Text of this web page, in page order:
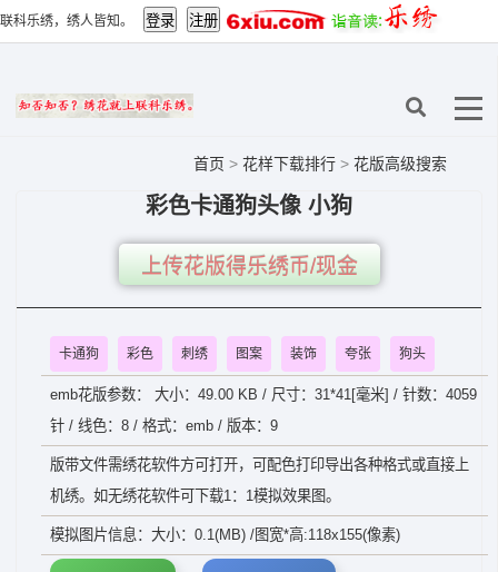
联科乐绣，绣人皆知。
首页 > 花样下载排行 > 花版高级搜索
彩色卡通狗头像 小狗
上传花版得乐绣币/现金
卡通狗 彩色 刺绣 图案 装饰 夸张 狗头
emb花版参数： 大小：49.00 KB / 尺寸：31*41[毫米] / 针数：4059
针 / 线色：8 / 格式：emb / 版本：9
版带文件需绣花软件方可打开，可配色打印导出各种格式或直接上
机绣。如无绣花软件可下载1：1模拟效果图。
模拟图片信息：大小：0.1(MB) /图宽*高:118x155(像素)